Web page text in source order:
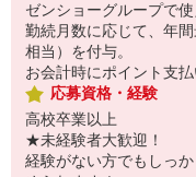
ゼンショーグループで
勤続月数に応じて、年
相当）を付与。
お会計時にポイント支
応募資格・経験
高校卒業以上
★未経験者大歓迎！
経験がない方でもしっ